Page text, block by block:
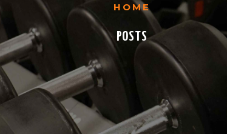
HOME
POSTS